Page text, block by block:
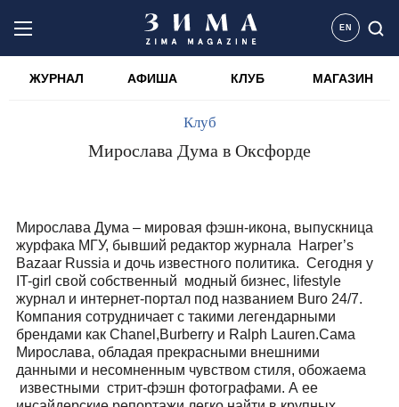
EN
ЖУРНАЛ АФИША КЛУБ МАГАЗИН
Клуб
Мирослава Дума в Оксфорде
Мирослава Дума – мировая фэшн-икона, выпускница
журфака МГУ, бывший редактор журнала Harper’s
Bazaar Russia и дочь известного политика. Сегодня у
IT-girl свой собственный модный бизнес, lifestyle
журнал и интернет-портал под названием Buro 24/7.
Компания сотрудничает с такими легендарными
брендами как Chanel,Burberry и Ralph Lauren.Сама
Мирослава, обладая прекрасными внешними
данными и несомненным чувством стиля, обожаема
известными стрит-фэшн фотографами. А ее